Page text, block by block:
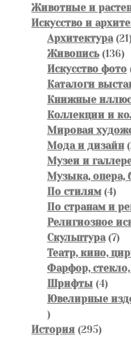
Животные и
Искусство и
Архитектура 21
Живопись 136136
Искусство фото
Каталоги
Книжные
Коллекции и
Мировая
Мода и дизайн
Музеи и
Музыка, опера,
По стилям 44
По странам и
Религиозное
Скульптура 77
Театр, кино,
Фарфор,
Шрифты 44
Ювелирные
5
товаров
История 295295